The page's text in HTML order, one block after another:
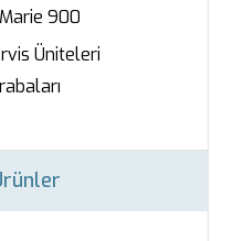
900
Üniteleri